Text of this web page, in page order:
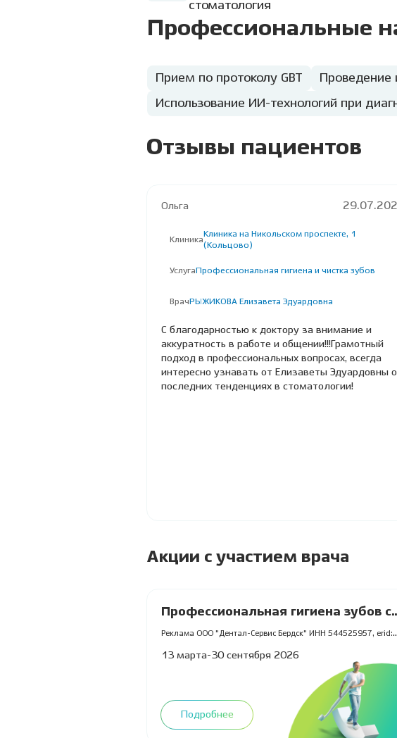
стоматология
Профессиональные
Прием по протоколу GBT
Проведение
Использование ИИ-технологий при
Отзывы пациентов
Ольга
Клиника
Клиника на Никольском проспекте, 1
(Кольцово)
Услуга Профессиональная гигиена и чистка зубов
Врач РЫЖИКОВА Елизавета Эдуардовна
С благодарностью к доктору за внимание и
аккуратность в работе и общении!!!Грамотный
подход в профессиональных вопросах, всегда
интересно узнавать от Елизаветы Эдуардовны о
последних тенденциях в стоматологии!
Акции с участием врача
Профессиональная гигиена зубов с
фторированием
Реклама ООО "Дентал-Сервис Бердск" ИНН 544525957, erid:
13 марта-30 сентября 2026
Подробнее